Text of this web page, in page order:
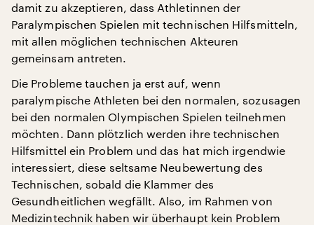
damit zu akzeptieren, dass Athletinnen der
Paralympischen Spielen mit technischen Hilfsmitteln,
mit allen möglichen technischen Akteuren
gemeinsam antreten.
Die Probleme tauchen ja erst auf, wenn
paralympische Athleten bei den normalen, sozusagen
bei den normalen Olympischen Spielen teilnehmen
möchten. Dann plötzlich werden ihre technischen
Hilfsmittel ein Problem und das hat mich irgendwie
interessiert, diese seltsame Neubewertung des
Technischen, sobald die Klammer des
Gesundheitlichen wegfällt. Also, im Rahmen von
Medizintechnik haben wir überhaupt kein Problem